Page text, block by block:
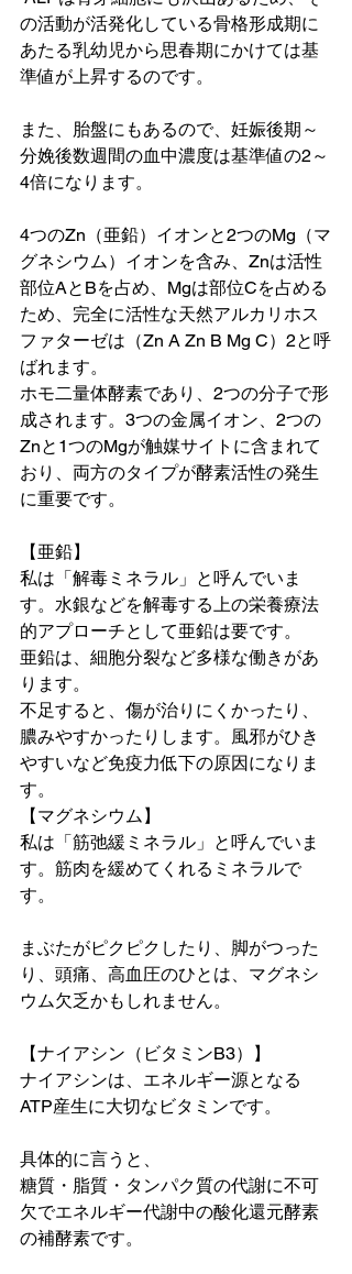
の活動が活発化している骨格形成期に
あたる乳幼児から思春期にかけては基
準値が上昇するのです。
また、胎盤にもあるので、妊娠後期～
分娩後数週間の血中濃度は基準値の2～
4倍になります。
4つのZn（亜鉛）イオンと2つのMg（マ
グネシウム）イオンを含み、Znは活性
部位AとBを占め、Mgは部位Cを占める
ため、完全に活性な天然アルカリホス
ファターゼは（Zn A Zn B Mg C）2と呼
ばれます。
ホモ二量体酵素であり、2つの分子で形
成されます。3つの金属イオン、2つの
Znと1つのMgが触媒サイトに含まれて
おり、両方のタイプが酵素活性の発生
に重要です。
【亜鉛】
私は「解毒ミネラル」と呼んでいま
す。水銀などを解毒する上の栄養療法
的アプローチとして亜鉛は要です。
亜鉛は、細胞分裂など多様な働きがあ
ります。
不足すると、傷が治りにくかったり、
膿みやすかったりします。風邪がひき
やすいなど免疫力低下の原因になりま
す。
【マグネシウム】
私は「筋弛緩ミネラル」と呼んでいま
す。筋肉を緩めてくれるミネラルで
す。
まぶたがピクピクしたり、脚がつった
り、頭痛、高血圧のひとは、マグネシ
ウム欠乏かもしれません。
【ナイアシン（ビタミンB3）】
ナイアシンは、エネルギー源となる
ATP産生に大切なビタミンです。
具体的に言うと、
糖質・脂質・タンパク質の代謝に不可
欠でエネルギー代謝中の酸化還元酵素
の補酵素です。